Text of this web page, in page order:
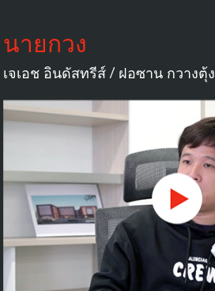
นายกวง
เจเอช อินดัสทรีส์ / ฝอซาน กวางตุ้ง